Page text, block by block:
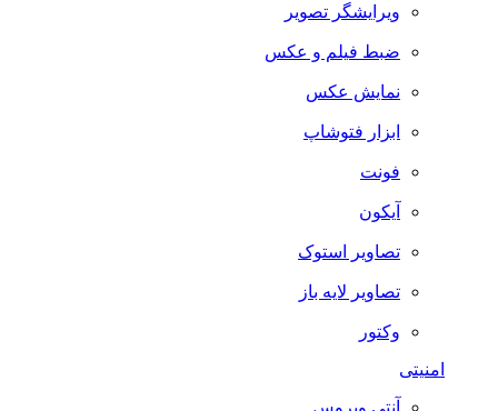
ویرایشگر تصویر
ضبط فيلم و عكس
نمایش عکس
ابزار فتوشاپ
فونت
آیکون
تصاویر استوک
تصاویر لایه باز
وکتور
امنیتی
آنتی ویروس